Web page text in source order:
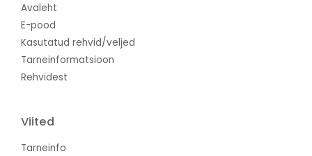
Avaleht
E-pood
Kasutatud rehvid/veljed
Tarneinformatsioon
Rehvidest
Viited
Tarneinfo